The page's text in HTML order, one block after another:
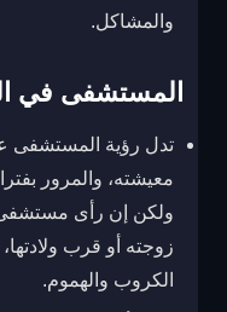
والمشاكل.
المستشفى في
تدل رؤية المستشفى
معيشته، والمرور
ولكن إن رأى مستشفى
زوجته أو قرب ولادتها،
الكروب والهموم.